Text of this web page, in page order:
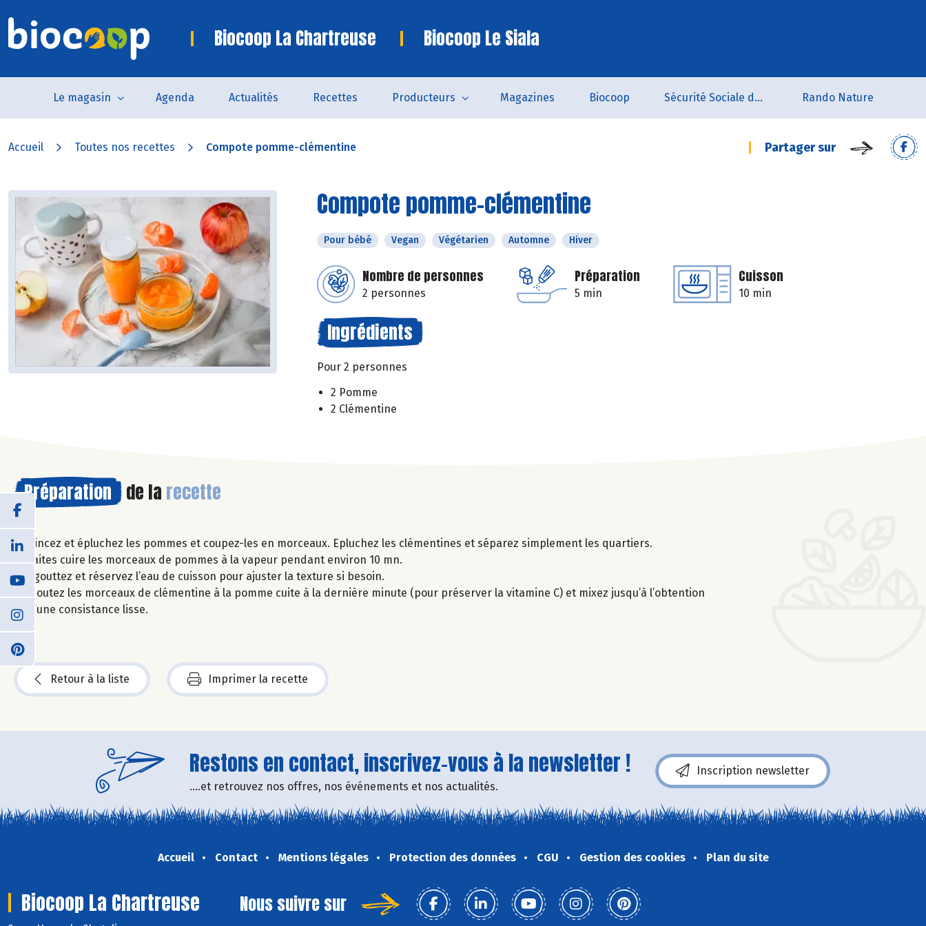
Biocoop La Chartreuse Biocoop Le Siala
Le magasin Agenda Actualités Recettes Producteurs Magazines Biocoop Sécurité Sociale de l'Alimentation du Tarn Sud Rando Nature
Accueil Toutes nos recettes Compote pomme-clémentine Partager sur
Compote pomme-clémentine
Pour bébé Vegan Végétarien Automne Hiver
Nombre de personnes
2 personnes
Préparation
5 min
Cuisson
10 min
Ingrédients
Pour 2 personnes
2 Pomme
2 Clémentine
Préparation de la recette
Rincez et épluchez les pommes et coupez-les en morceaux. Epluchez les clémentines et séparez simplement les quartiers.
Faites cuire les morceaux de pommes à la vapeur pendant environ 10 mn.
Egouttez et réservez l’eau de cuisson pour ajuster la texture si besoin.
Ajoutez les morceaux de clémentine à la pomme cuite à la dernière minute (pour préserver la vitamine C) et mixez jusqu’à l’obtention
d’une consistance lisse.
Retour à la liste Imprimer la recette
Restons en contact, inscrivez-vous à la newsletter !
....et retrouvez nos offres, nos événements et nos actualités.
Inscription newsletter
Accueil Contact Mentions légales Protection des données CGU Gestion des cookies Plan du site
Biocoop La Chartreuse Nous suivre sur